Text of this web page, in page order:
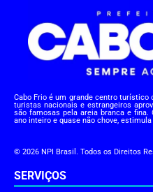
Cabo Frio é um grande centro turístico
turistas nacionais e estrangeiros
são famosas pela areia branca e
ano inteiro e quase não chove,
© 2026 NPI Brasil. Todos os Direitos
SERVIÇOS